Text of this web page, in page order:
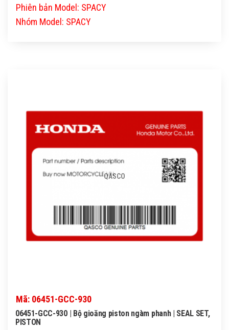
Phiên bản Model: SPACY
Nhóm Model: SPACY
QASCO
Mã: 06451-GCC-930
06451-GCC-930 | Bộ gioăng piston ngàm phanh | SEAL SET,
PISTON